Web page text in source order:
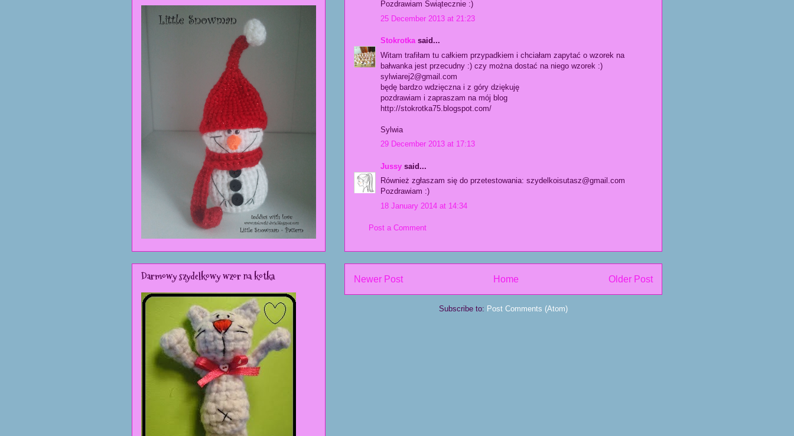
Pozdrawiam Świątecznie :)
25 December 2013 at 21:23
Stokrotkasaid...
Witam trafiłam tu całkiem przypadkiem i chciałam zapytać o wzorek na
bałwanka jest przecudny :) czy można dostać na niego wzorek :)
sylwiarej2@gmail.com
będę bardzo wdzięczna i z góry dziękuję
pozdrawiam i zapraszam na mój blog
http://stokrotka75.blogspot.com/
Sylwia
29 December 2013 at 17:13
Jussy said...
Również zgłaszam się do przetestowania: szydelkoisutasz@gmail.com
Pozdrawiam :)
18 January 2014 at 14:34
Post a Comment
Newer Post Older Post
Home
Subscribe to: Post Comments (Atom)
Darmowy szydelkowy wzor na kotka